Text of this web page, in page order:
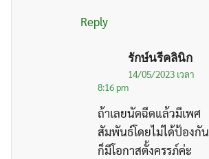
Reply
รักษ์นรีคลินิก
14/05/2023 เวลา
8:16 pm
ถ้าเลยนัดฉีดแล้วมีเพศ
สัมพันธ์โดยไม่ได้ป้องกัน
ก็มีโอกาสตั้งครรภ์ค่ะ